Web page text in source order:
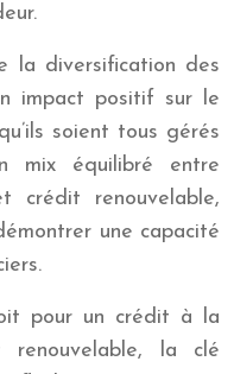
la diversification des
impact positif sur le
soient tous gérés
mix équilibré entre
crédit renouvelable,
une capacité
pour un crédit à la
renouvelable, la clé